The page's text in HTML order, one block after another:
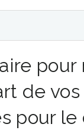
pour
de vos
pour le